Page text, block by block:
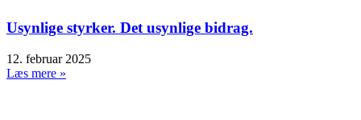
Usynlige styrker. Det usynlige bidrag.
12. februar 2025
Læs mere »